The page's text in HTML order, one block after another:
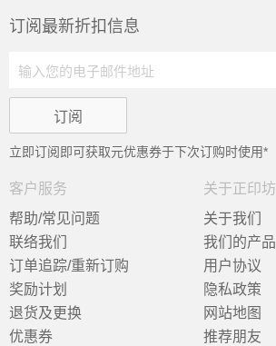
订阅最新折扣信息
立即订阅即可获取元优惠券于下次订购时使用*
客户服务
帮助/常见问题
联络我们
订单追踪/重新订购
奖励计划
退货及更换
优惠券
关于正印坊
关于我们
我们的产品
用户协议
隐私政策
网站地图
推荐朋友